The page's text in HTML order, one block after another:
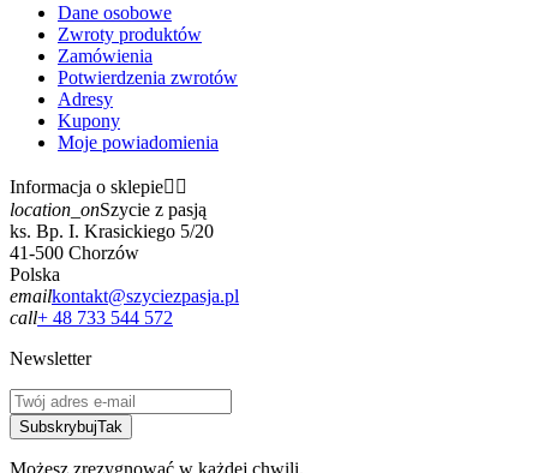
Dane osobowe
Zwroty produktów
Zamówienia
Potwierdzenia zwrotów
Adresy
Kupony
Moje powiadomienia
Informacja o sklepie 
location_onSzycie z pasją
ks. Bp. I. Krasickiego 5/20
41-500 Chorzów
Polska
emailkontakt@szyciezpasja.pl
call+ 48 733 544 572
Newsletter
SubskrybujTak
Możesz zrezygnować w każdej chwili.